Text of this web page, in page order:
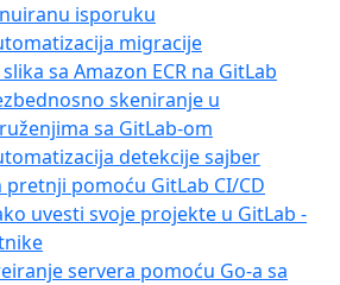
isporuku
migracije
sa Amazon ECR na GitLab
skeniranje u
sa GitLab-om
detekcije sajber
pomoću GitLab CI/CD
uvesti svoje projekte u GitLab -
servera pomoću Go-a sa